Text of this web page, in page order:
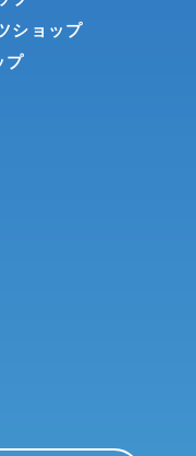
ショップ
プ